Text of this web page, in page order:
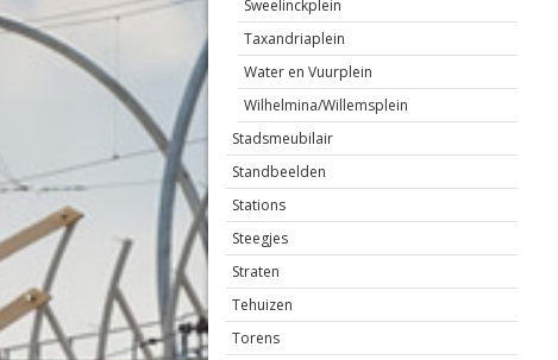
Sweelinckplein
Taxandriaplein
Water en Vuurplein
Wilhelmina/Willemsplein
Stadsmeubilair
Standbeelden
Stations
Steegjes
Straten
Tehuizen
Torens